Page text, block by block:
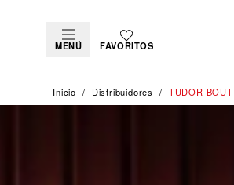
MENÚ FAVORITOS
Inicio Distribuidores ‭TUDOR